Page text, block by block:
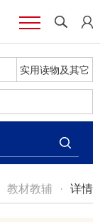
实用读物及其它
教材教辅 · 详情